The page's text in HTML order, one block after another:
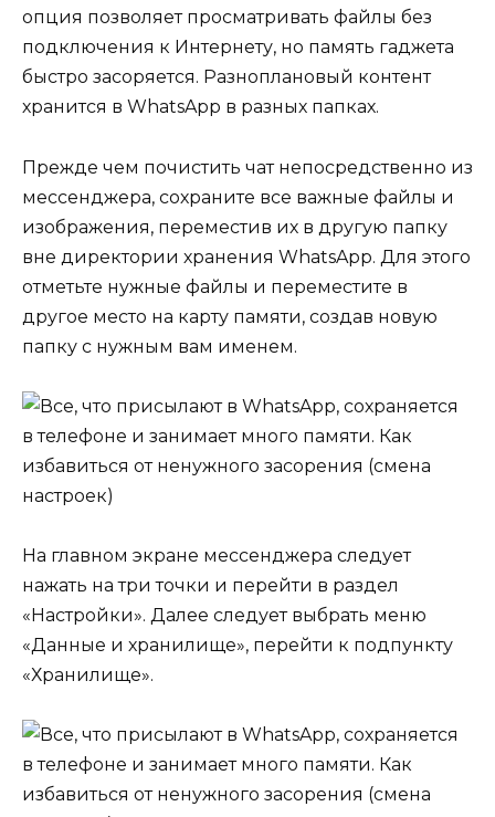
опция позволяет просматривать файлы без
подключения к Интернету, но память гаджета
быстро засоряется. Разноплановый контент
хранится в WhatsApp в разных папках.
Прежде чем почистить чат непосредственно из
мессенджера, сохраните все важные файлы и
изображения, переместив их в другую папку
вне директории хранения WhatsApp. Для этого
отметьте нужные файлы и переместите в
другое место на карту памяти, создав новую
папку с нужным вам именем.
На главном экране мессенджера следует
нажать на три точки и перейти в раздел
«Настройки». Далее следует выбрать меню
«Данные и хранилище», перейти к подпункту
«Хранилище».